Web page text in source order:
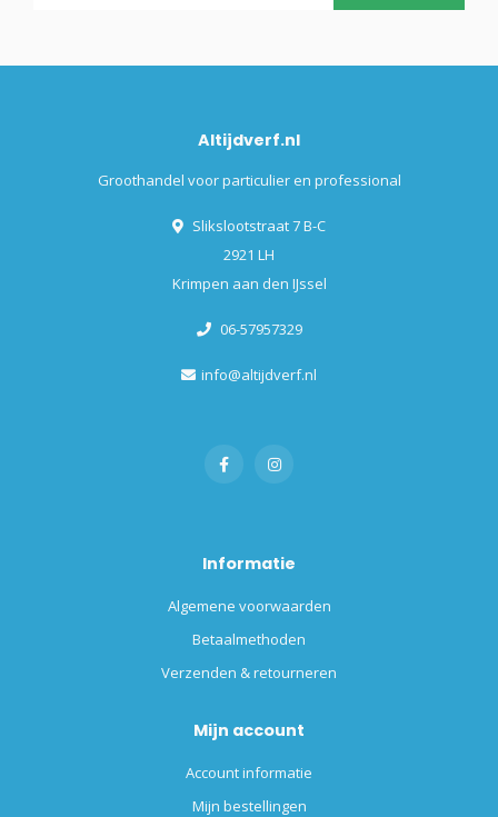
Altijdverf.nl
Groothandel voor particulier en professional
Slikslootstraat 7 B-C
2921 LH
Krimpen aan den IJssel
06-57957329
info@altijdverf.nl
Informatie
Algemene voorwaarden
Betaalmethoden
Verzenden & retourneren
Mijn account
Account informatie
Mijn bestellingen